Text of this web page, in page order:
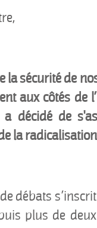
la sécurité de
aux côtés de
a décidé de
la
débats
plus de